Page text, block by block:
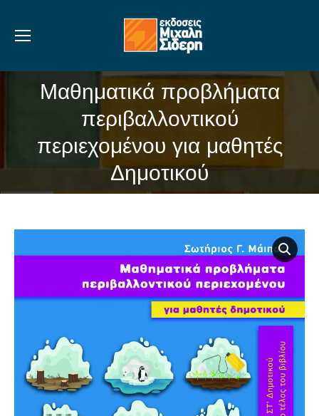
Μαθηματικά προβλήματα
περιβαλλοντικού
περιεχομένου για μαθητές
Δημοτικού